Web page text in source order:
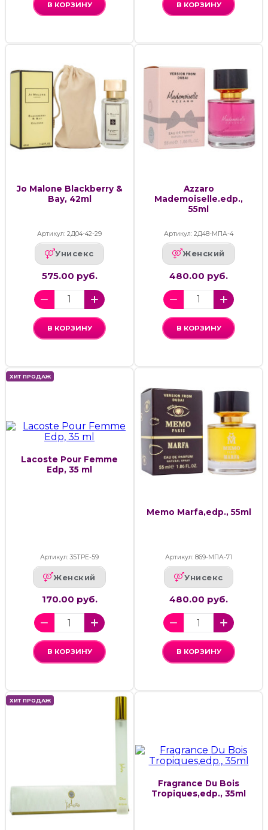
В КОРЗИНУ В КОРЗИНУ
Jo Malone Blackberry &
Bay, 42ml
Артикул: 2Д04-42-29
Унисекс
575.00 руб.
В КОРЗИНУ
Azzaro
Mademoiselle.edp.,
55ml
Артикул: 2Д48-МПА-4
Женский
480.00 руб.
В КОРЗИНУ
ХИТ ПРОДАЖ
Lacoste Pour Femme
Edp, 35 ml
Артикул: 35ТРЕ-59
Женский
170.00 руб.
В КОРЗИНУ
Memo Marfa,edp., 55ml
Артикул: 869-МПА-71
Унисекс
480.00 руб.
В КОРЗИНУ
ХИТ ПРОДАЖ
Fragrance Du Bois
Tropiques,edp., 35ml